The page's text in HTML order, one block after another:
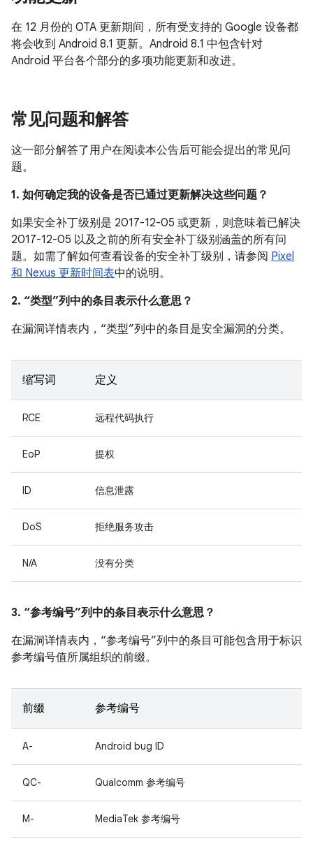
在 12 月份的 OTA 更新期间，所有受支持的 Google 设备都
将会收到 Android 8.1 更新。Android 8.1 中包含针对
Android 平台各个部分的多项功能更新和改进。
常见问题和解答
这一部分解答了用户在阅读本公告后可能会提出的常见问
题。
1. 如何确定我的设备是否已通过更新解决这些问题？
如果安全补丁级别是 2017-12-05 或更新，则意味着已解决
2017-12-05 以及之前的所有安全补丁级别涵盖的所有问
题。如需了解如何查看设备的安全补丁级别，请参阅 Pixel
和 Nexus 更新时间表中的说明。
2. “类型”列中的条目表示什么意思？
在漏洞详情表内，“类型”列中的条目是安全漏洞的分类。
缩写词 定义
RCE 远程代码执行
EoP 提权
ID 信息泄露
DoS 拒绝服务攻击
N/A 没有分类
3. “参考编号”列中的条目表示什么意思？
在漏洞详情表内，“参考编号”列中的条目可能包含用于标识
参考编号值所属组织的前缀。
前缀 参考编号
A- Android bug ID
QC- Qualcomm 参考编号
M- MediaTek 参考编号